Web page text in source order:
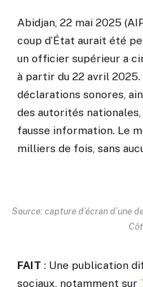
Abidjan, 22 mai 2025
coup d’État aurait été
un officier supérieur a
à partir du 22 avril 2025.
déclarations sonores,
des autorités nationales,
fausse information. Le
milliers de fois, sans
Source: capture d’écran d’une
FAIT : Une publication
sociaux, notamment sur